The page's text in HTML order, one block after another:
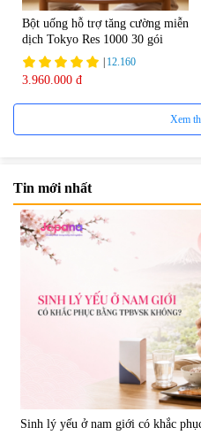
Bột uống hỗ trợ tăng cường miễn
dịch Tokyo Res 1000 30 gói
12.160
3.960.000 đ
Mặt Nạ Nichiei Bussan Nano
miếng)
0
1.890.000 đ
Xem
Tin mới nhất
Sinh lý yếu ở nam giới có khắc